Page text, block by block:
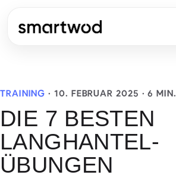
TRAINING ·10. FEBRUAR 2025 · 6
DIE 7 BESTEN
LANGHANTEL-
ÜBUNGEN